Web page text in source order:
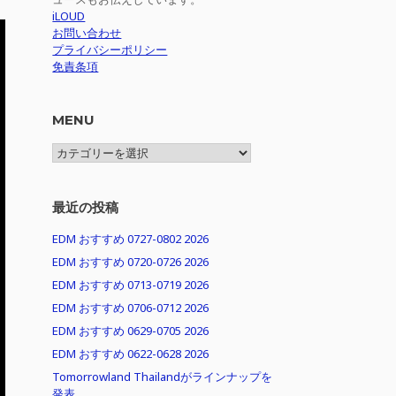
iLOUD
お問い合わせ
プライバシーポリシー
免責条項
MENU
MENU
最近の投稿
EDM おすすめ 0727-0802 2026
EDM おすすめ 0720-0726 2026
EDM おすすめ 0713-0719 2026
EDM おすすめ 0706-0712 2026
EDM おすすめ 0629-0705 2026
EDM おすすめ 0622-0628 2026
Tomorrowland Thailandがラインナップを